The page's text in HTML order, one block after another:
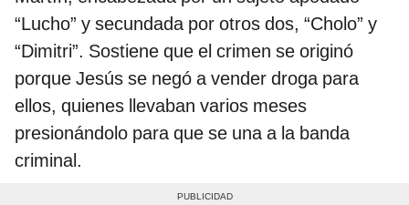
“Lucho” y secundada por otros dos, “Cholo” y
“Dimitri”. Sostiene que el crimen se originó
porque Jesús se negó a vender droga para
ellos, quienes llevaban varios meses
presionándolo para que se una a la banda
criminal.